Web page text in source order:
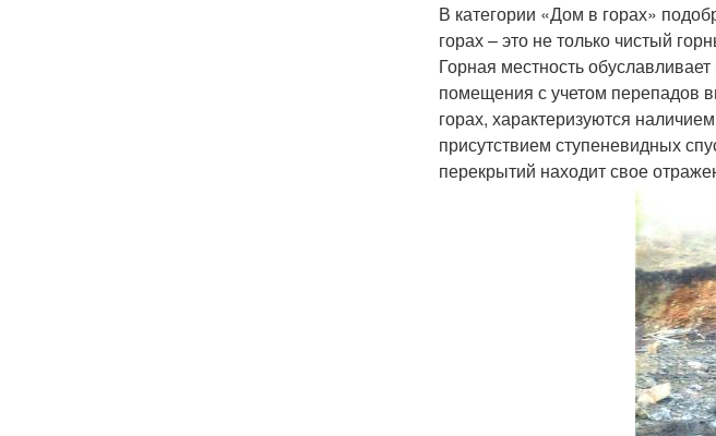
В категории «Дом в горах»
горах – это не только чистый
Горная местность
помещения с учетом перепадов
горах, характеризуются
присутствием ступеневидных
перекрытий находит свое